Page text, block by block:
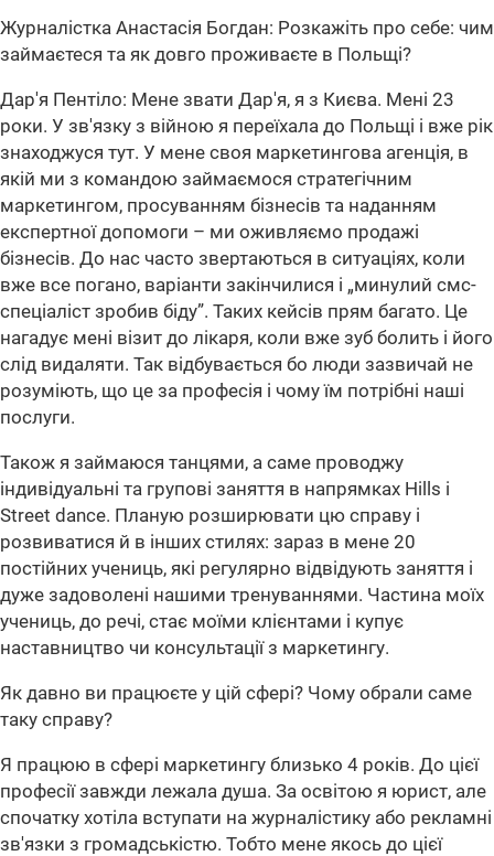
Журналістка Анастасія Богдан: Розкажіть про себе: чим
займаєтеся та як довго проживаєте в Польщі?
Дар'я Пентіло: Мене звати Дар'я, я з Києва. Мені 23
роки. У зв'язку з війною я переїхала до Польщі і вже рік
знаходжуся тут. У мене своя маркетингова агенція, в
якій ми з командою займаємося стратегічним
маркетингом, просуванням бізнесів та наданням
експертної допомоги – ми оживляємо продажі
бізнесів. До нас часто звертаються в ситуаціях, коли
вже все погано, варіанти закінчилися і „минулий смс-
спеціаліст зробив біду”. Таких кейсів прям багато. Це
нагадує мені візит до лікаря, коли вже зуб болить і його
слід видаляти. Так відбувається бо люди зазвичай не
розуміють, що це за професія і чому їм потрібні наші
послуги.
Також я займаюся танцями, а саме проводжу
індивідуальні та групові заняття в напрямках Hills і
Street dance. Планую розширювати цю справу і
розвиватися й в інших стилях: зараз в мене 20
постійних учениць, які регулярно відвідують заняття і
дуже задоволені нашими тренуваннями. Частина моїх
учениць, до речі, стає моїми клієнтами і купує
наставництво чи консультації з маркетингу.
Як давно ви працюєте у цій сфері? Чому обрали саме
таку справу?
Я працюю в сфері маркетингу близько 4 років. До цієї
професії завжди лежала душа. За освітою я юрист, але
спочатку хотіла вступати на журналістику або рекламні
зв'язки з громадськістю. Тобто мене якось до цієї